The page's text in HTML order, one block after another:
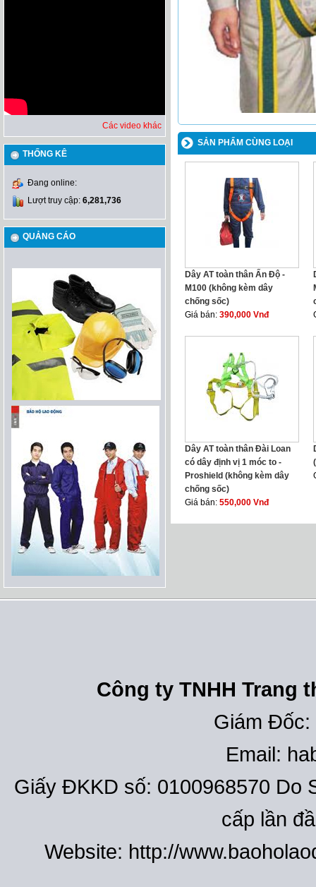
Các video khác
THỐNG KÊ
Đang online:
Lượt truy cập: 6,281,736
QUẢNG CÁO
SẢN PHẨM CÙNG LOẠI
Dây AT toàn thân Ấn Độ -
M100 (không kèm dây
chống sốc)
Giá bán: 390,000 Vnđ
Dây AT toàn thân Đài Loan
có dây định vị 1 móc to -
Proshield (không kèm dây
chống sốc)
Giá bán: 550,000 Vnđ
Công ty TNHH Trang
Giám Đốc:
Email:
Giấy ĐKKD số: 0100968570 Do
cấp lần
Website: http://